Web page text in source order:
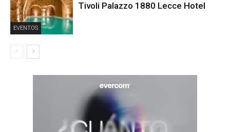
EVENTOS
Tivoli Palazzo 1880 Lecce Hotel